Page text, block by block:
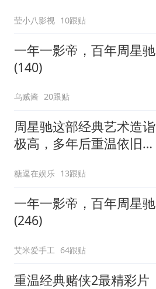
莹小八影视 10跟贴
一年一影帝，百年周星驰
(140)
乌贼酱 20跟贴
周星驰这部经典艺术造诣
极高，多年后重温依旧动
糖逗在娱乐 13跟贴
一年一影帝，百年周星驰
(246)
艾米爱手工 64跟贴
重温经典赌侠2最精彩片